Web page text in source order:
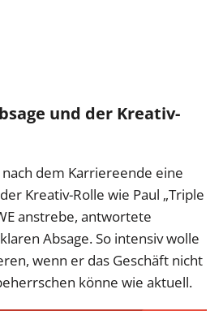
und der Kreativ-
dem Karriereende eine
Kreativ-Rolle wie Paul „Triple
anstrebe, antwortete
Absage. So intensiv wolle
wenn er das Geschäft nicht
könne wie aktuell.